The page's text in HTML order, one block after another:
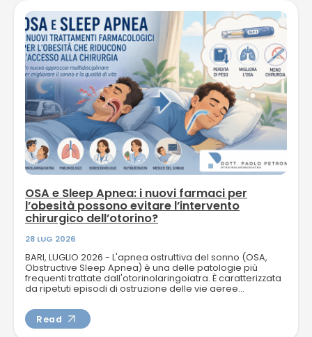
OSA e Sleep Apnea: i nuovi farmaci per
l’obesità possono evitare l’intervento
chirurgico dell’otorino?
28 LUG 2026
BARI, LUGLIO 2026 - L'apnea ostruttiva del sonno (OSA,
Obstructive Sleep Apnea) è una delle patologie più
frequenti trattate dall'otorinolaringoiatra. È caratterizzata
da ripetuti episodi di ostruzione delle vie aeree...
Read